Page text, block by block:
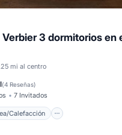
3 dormitorios en
mi al centro
(4 Reseñas)
7 Invitados
Calefacción
Chimenea/Calefacción